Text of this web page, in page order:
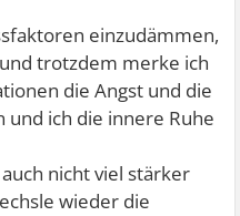
einzudämmen,
trotzdem merke ich
die Angst und die
ich die innere Ruhe
nicht viel stärker
wieder die